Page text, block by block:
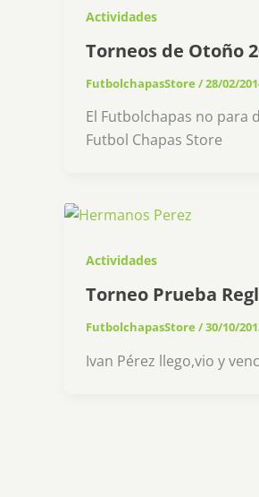
Actividades
Torneos de Otoño
FutbolchapasStore /28/02/
El Futbolchapas no para
Futbol Chapas Store
Actividades
Torneo Prueba
FutbolchapasStore /30/10/
Ivan Pérez llego,vio y